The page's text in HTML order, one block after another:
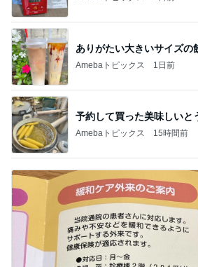
ありがたい大きいサイズの
Amebaトピックス 1日前
予約して買った美味しいと
Amebaトピックス 15時間前